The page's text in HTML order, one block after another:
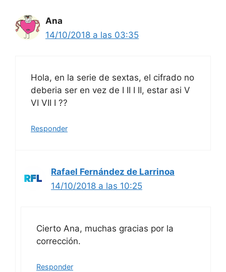
Ana
14/10/2018 a las 03:35
Hola, en la serie de sextas, el cifrado no
deberia ser en vez de I II I II, estar asi V
VI VII I ??
Responder
Rafael Fernández de Larrinoa
14/10/2018 a las 10:25
Cierto Ana, muchas gracias por la
corrección.
Responder